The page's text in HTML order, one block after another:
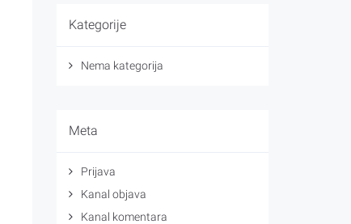
Kategorije
Nema kategorija
Meta
Prijava
Kanal objava
Kanal komentara